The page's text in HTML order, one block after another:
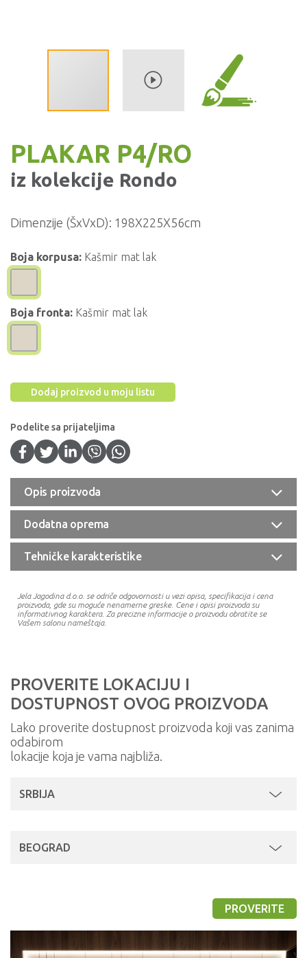
PLAKAR P4/RO
iz kolekcije Rondo
Dimenzije (ŠxVxD): 198X225X56cm
Boja korpusa: Kašmir mat lak
Boja fronta: Kašmir mat lak
Dodaj proizvod u moju listu
Podelite sa prijateljima
Opis proizvoda
Dodatna oprema
Tehničke karakteristike
Jela Jagodina d.o.o. se odriče odgovornosti u vezi opisa, specifikacija i cena
proizvoda, gde su moguće nenamerne greske. Cene i opisi proizvoda su
informativnog karaktera. Za precizne informacije o proizvodu obratite se
Vašem salonu nameštaja.
PROVERITE LOKACIJU I
DOSTUPNOST OVOG PROIZVODA
Lako proverite dostupnost proizvoda koji vas zanima
odabirom
lokacije koja je vama najbliža.
SRBIJA
BEOGRAD
PROVERITE